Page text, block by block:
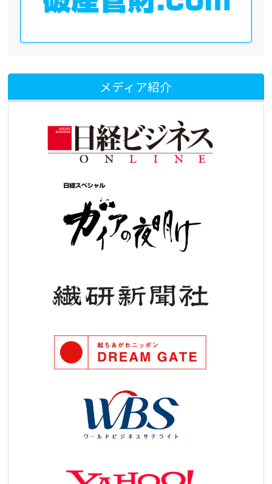
メディア紹介